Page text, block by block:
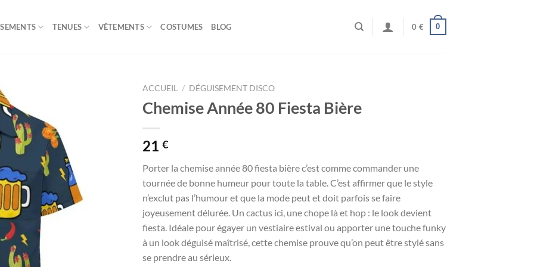
TENUES VÊTEMENTS COSTUMES BLOG 0 € 0
ACCUEIL / DÉGUISEMENT DISCO
Chemise Année 80 Fiesta Bière
21 €
Porter la chemise année 80 fiesta bière c’est comme commander une
tournée de bonne humeur pour toute la table. C’est affirmer que le style
n’exclut pas l’humour et que la mode peut et doit parfois se faire
joyeusement délurée. Un cactus ici, une chope là et hop : le look devient
fiesta. Idéale pour égayer un vestiaire estival ou apporter une touche funky
à un look déguisé maîtrisé, cette chemise prouve qu’on peut être stylé sans
se prendre au sérieux.